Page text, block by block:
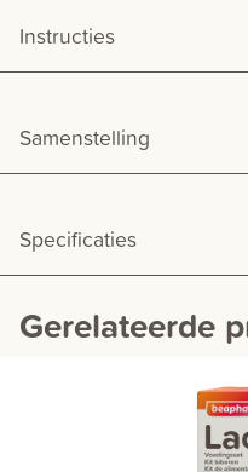
Instructies
Samenstelling
Specificaties
Gerelateerde